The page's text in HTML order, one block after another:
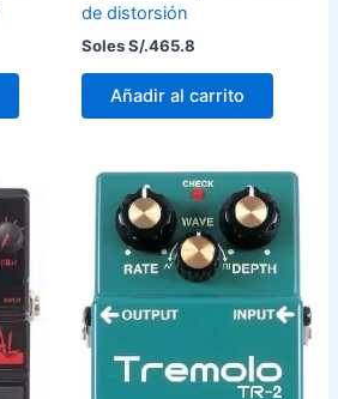
de distorsión
Soles S/.465.8
Añadir al carrito